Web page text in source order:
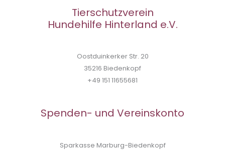
Tierschutzverein
Hundehilfe Hinterland e.V.
Oostduinkerker Str. 20
35216 Biedenkopf
+49 151 11655681
Spenden- und Vereinskonto
Sparkasse Marburg-Biedenkopf